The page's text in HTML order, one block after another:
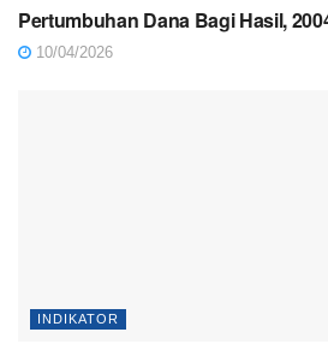
Pertumbuhan Dana Bagi Hasil,
10/04/2026
INDIKATOR